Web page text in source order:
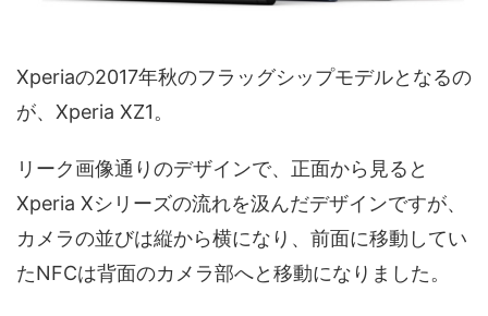
Xperiaの2017年秋のフラッグシップモデルとなるの
が、Xperia XZ1。
リーク画像通りのデザインで、正面から見ると
Xperia Xシリーズの流れを汲んだデザインですが、
カメラの並びは縦から横になり、前面に移動してい
たNFCは背面のカメラ部へと移動になりました。